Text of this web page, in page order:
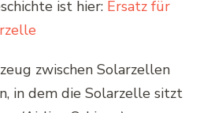
ist hier: Ersatz für
in dem die Solarzelle sitzt